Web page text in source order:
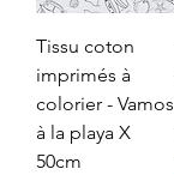
Tissu coton
imprimés à
colorier - Vamos
à la playa X
50cm